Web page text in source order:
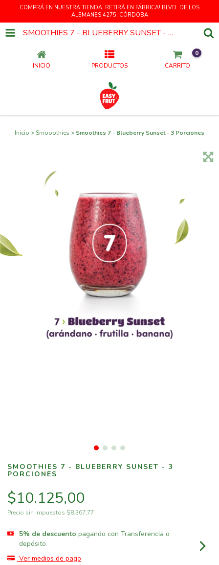
COMPRÁ EN NUESTRA TIENDA, RETIRÁ EN FÁBRICA! BLVD. DE LOS
ALEMANES 4275, CÓRDOBA
SMOOTHIES 7 - BLUEBERRY SUNSET - 3 PORCIONES
INICIO PRODUCTOS CARRITO
0
Inicio > Smooothies > Smoothies 7 - Blueberry Sunset - 3 Porciones
SMOOTHIES 7 - BLUEBERRY SUNSET - 3
PORCIONES
$10.125,00
Precio sin impuestos $8.367,77
5% de descuento pagando con Transferencia o
depósito
Ver medios de pago